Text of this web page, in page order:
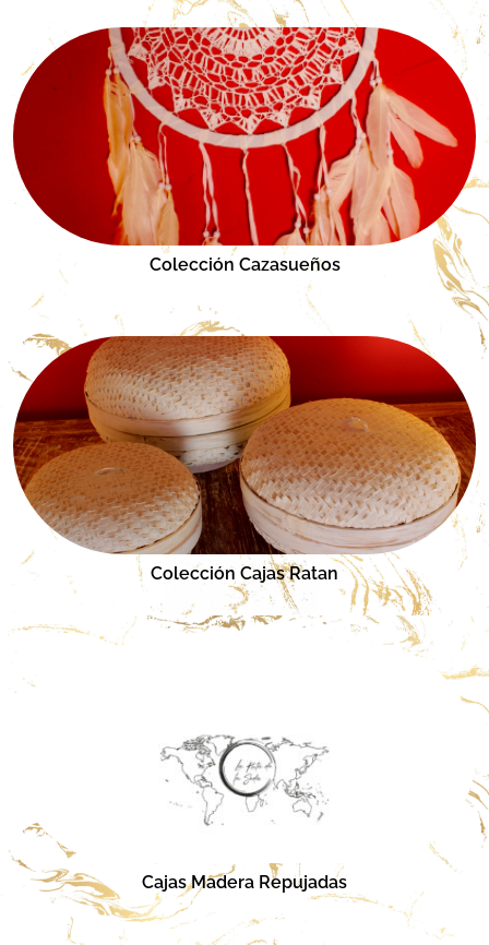
Colección Cazasueños
Colección Cajas Ratan
Cajas Madera Repujadas